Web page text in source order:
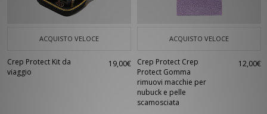
ACQUISTO VELOCE
Crep Protect Kit da
viaggio
19,00€
ACQUISTO VELOCE
Crep Protect Crep
Protect Gomma
rimuovi macchie per
nubuck e pelle
scamosciata
12,00€